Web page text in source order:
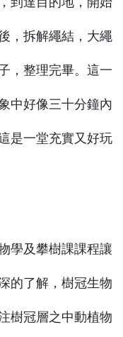
，拆解繩結，大繩
，整理完畢。這一
中好像三十分鐘內
是一堂充實又好玩
學及攀樹課課程讓
的了解，樹冠生物
樹冠層之中動植物